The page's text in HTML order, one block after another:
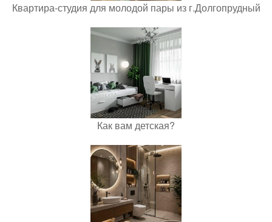
Квартира-студия для молодой пары из г.Долгопрудный
Как вам детская?